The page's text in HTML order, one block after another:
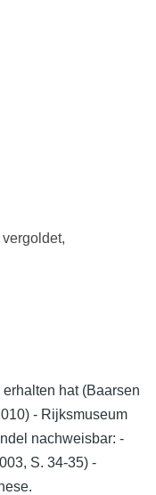
hat (Baarsen
- Rijksmuseum
nachweisbar: -
S. 34-35) -